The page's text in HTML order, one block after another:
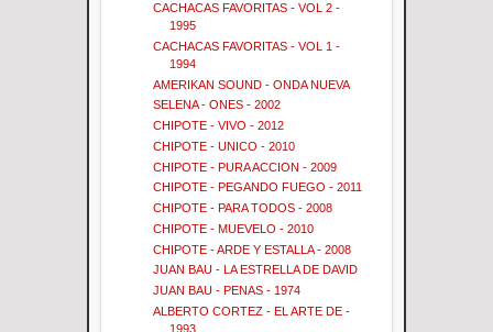
CACHACAS FAVORITAS - VOL 2 -
1995
CACHACAS FAVORITAS - VOL 1 -
1994
AMERIKAN SOUND - ONDA NUEVA
SELENA - ONES - 2002
CHIPOTE - VIVO - 2012
CHIPOTE - UNICO - 2010
CHIPOTE - PURA ACCION - 2009
CHIPOTE - PEGANDO FUEGO - 2011
CHIPOTE - PARA TODOS - 2008
CHIPOTE - MUEVELO - 2010
CHIPOTE - ARDE Y ESTALLA - 2008
JUAN BAU - LA ESTRELLA DE DAVID
JUAN BAU - PENAS - 1974
ALBERTO CORTEZ - EL ARTE DE -
1993